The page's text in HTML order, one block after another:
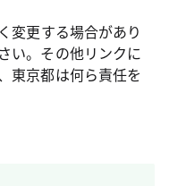
変更する場合があり
い。その他リンクに
東京都は何ら責任を